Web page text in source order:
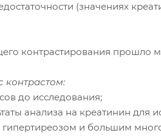
(значениях
контрастирования прошло
контрастом:
до исследования;
анализа на креатинин
гипертиреозом и большим